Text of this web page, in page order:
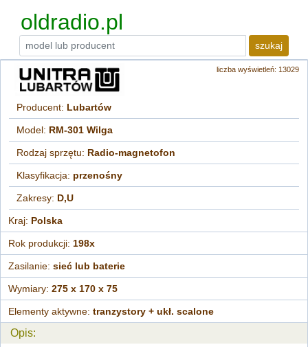
oldradio.pl
szukaj
liczba wyświetleń: 13029
Producent: Lubartów
Model: RM-301 Wilga
Rodzaj sprzętu: Radio-magnetofon
Klasyfikacja: przenośny
Zakresy: D,U
Kraj: Polska
Rok produkcji: 198x
Zasilanie:sieć lub baterie
Wymiary:275 x 170 x 75
Elementy aktywne:tranzystory + ukł. scalone
Opis: